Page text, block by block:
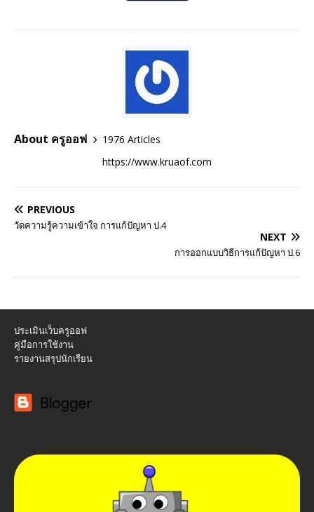
About ครูออฟ
1976 Articles
https://www.kruaof.com
PREVIOUS
วัดความรู้ความเข้าใจ การแก้ปัญหา ป.4
NEXT
การออกแบบวิธีการแก้ปัญหา ป.6
ประเมินเว็บครูออฟ
คู่มือการใช้งาน
รายงานสรุปนักเรียน